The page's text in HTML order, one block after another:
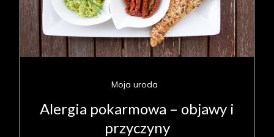
Moja uroda
Alergia pokarmowa – objawy i
przyczyny